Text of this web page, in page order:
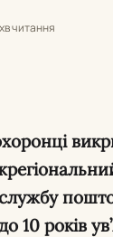
читання
10 років